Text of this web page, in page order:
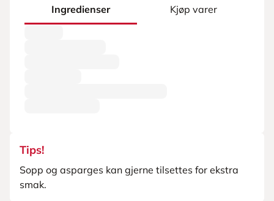
Ingredienser Kjøp varer
Tips!
Sopp og asparges kan gjerne tilsettes for ekstra
smak.